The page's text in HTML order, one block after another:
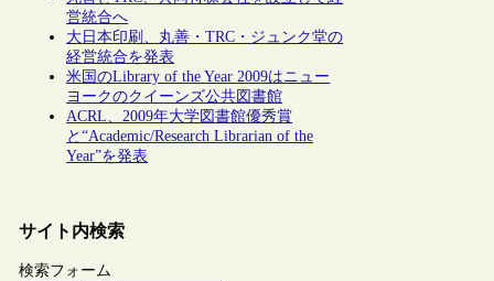
営統合へ
大日本印刷、丸善・TRC・ジュンク堂の
経営統合を発表
米国のLibrary of the Year 2009はニュー
ヨークのクイーンズ公共図書館
ACRL、2009年大学図書館優秀賞
と“Academic/Research Librarian of the
Year”を発表
サイト内検索
検索フォーム